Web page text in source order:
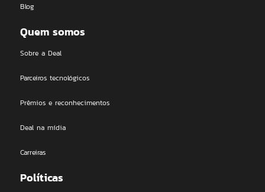
Blog
Quem somos
Sobre a Deal
Parceiros tecnológicos
Prêmios e reconhecimentos
Deal na mídia
Carreiras
Políticas